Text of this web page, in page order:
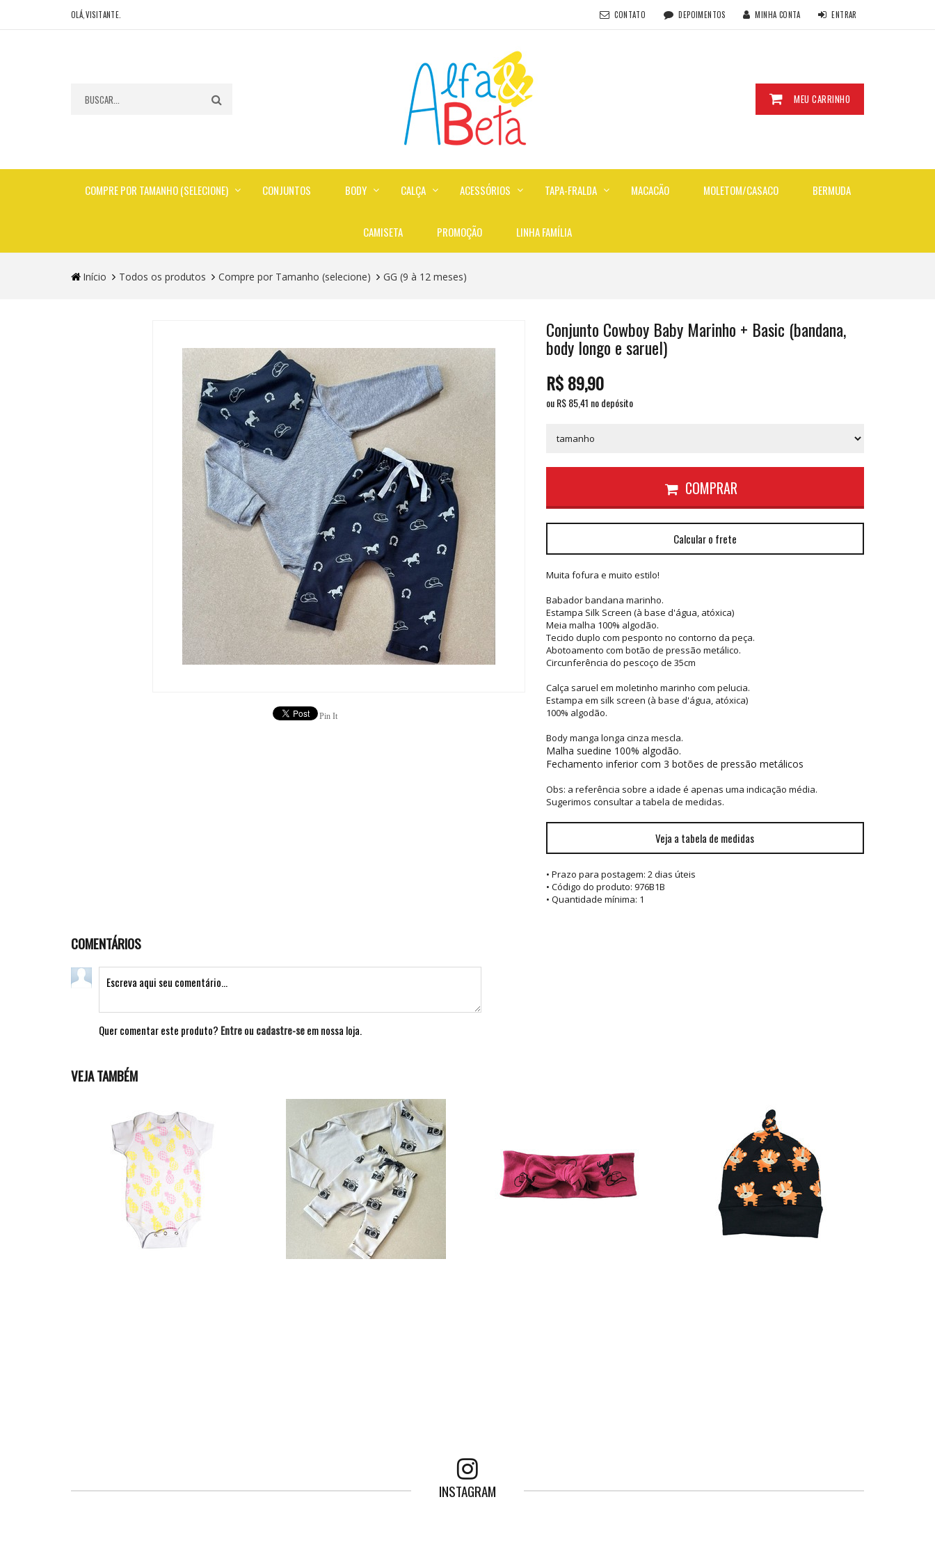
OLÁ,VISITANTE. CONTATO DEPOIMENTOS MINHA CONTA ENTRAR
MEU CARRINHO
COMPRE POR TAMANHO (SELECIONE) CONJUNTOS BODY CALÇA ACESSÓRIOS TAPA-FRALDA MACACÃO MOLETOM/CASACO BERMUDA
CAMISETA PROMOÇÃO LINHA FAMÍLIA
Início Todos os produtos Compre por Tamanho (selecione) GG (9 à 12 meses)
Pin It
Conjunto Cowboy Baby Marinho + Basic (bandana,
body longo e saruel)
R$89,90
ou R$85,41 no depósito
COMPRAR
Calcular o frete
Muita fofura e muito estilo!
Babador bandana marinho.
Estampa Silk Screen (à base d'água, atóxica)
Meia malha 100% algodão.
Tecido duplo com pesponto no contorno da peça.
Abotoamento com botão de pressão metálico.
Circunferência do pescoço de 35cm
Calça saruel em moletinho marinho com pelucia.
Estampa em silk screen (à base d'água, atóxica)
100% algodão.
Body manga longa cinza mescla.
Malha suedine 100% algodão.
Fechamento inferior com 3 botões de pressão metálicos
Obs: a referência sobre a idade é apenas uma indicação média.
Sugerimos consultar a tabela de medidas.
Veja a tabela de medidas
• Prazo para postagem: 2 dias úteis
• Código do produto: 976B1B
• Quantidade mínima: 1
COMENTÁRIOS
Quer comentar este produto? Entreou cadastre-seem nossa loja.
VEJA TAMBÉM
INSTAGRAM